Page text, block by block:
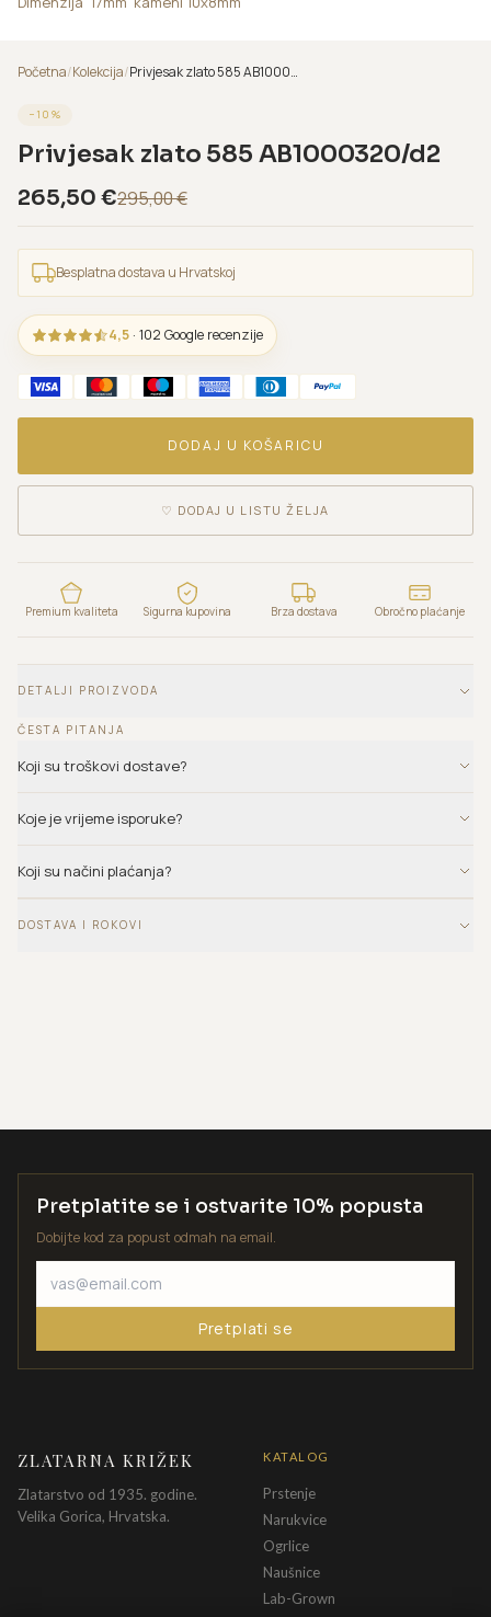
Početna/Kolekcija/ Privjesak zlato 585 AB1000320/d2
− 10 %
Privjesak zlato 585 AB1000320/d2
265,50 €295,00€
Besplatna dostava u Hrvatskoj
4,5 · 102 Google recenzije
DODAJ U KOŠARICU
♡ DODAJ U LISTU ŽELJA
Premium kvaliteta Sigurna kupovina Brza dostava Obročno plaćanje
DETALJI PROIZVODA
ČESTA PITANJA
Koji su troškovi dostave?
Koje je vrijeme isporuke?
Koji su načini plaćanja?
DOSTAVA I ROKOVI
Pretplatite se i ostvarite 10% popusta
Dobijte kod za popust odmah na email.
Pretplati se
ZLATARNA KRIŽEK
Zlatarstvo od 1935. godine.
Velika Gorica, Hrvatska.
KATALOG
Prstenje
Narukvice
Ogrlice
Naušnice
Lab-Grown